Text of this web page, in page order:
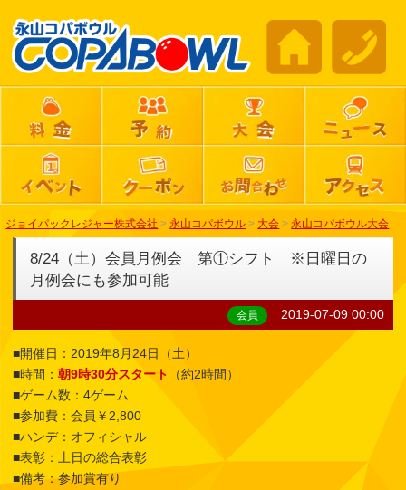
ジョイパックレジャー株式会社 > 永山コパボウル > 大会 > 永山コパボウル大会
8/24（土）会員月例会 第①シフト ※日曜日の
月例会にも参加可能
会員 2019-07-09 00:00
■開催日：2019年8月24日（土）
■時間： 朝9時30分スタート
（約2時間）
■ゲーム数：4ゲーム
■参加費：会員￥2,800
■ハンデ：オフィシャル
■表彰：土日の総合表彰
■備考：参加賞有り